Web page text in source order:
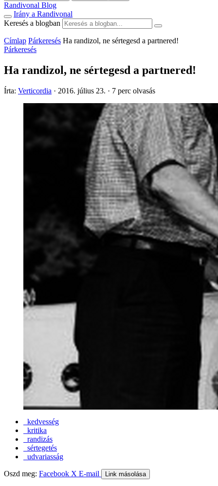
Randivonal Blog
Irány a Randivonal
Keresés a blogban
Címlap Párkeresés Ha randizol, ne sértegesd a partnered!
Párkeresés
Ha randizol, ne sértegesd a partnered!
Írta: Verticordia · 2016. július 23. · 7 perc olvasás
kedvesség
kritika
randizás
sértegetés
udvariasság
Oszd meg: Facebook X E-mail Link másolása